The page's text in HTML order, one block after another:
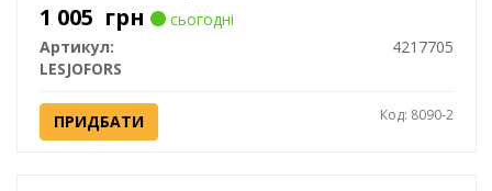
1 005 грн
сьогодні
Артикул:
4217705
LESJOFORS
ПРИДБАТИ Код: 8090-2